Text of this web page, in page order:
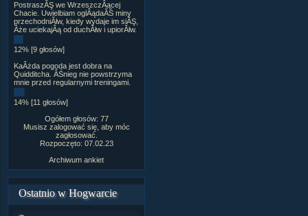
PostraszĂŞ we WrzeszczÂącej
Chacie. Uwielbiam oglÂądaĂŚ miny
przechodniĂłw, kiedy wydaje im siĂŞ,
Âże uciekajÂą od duchĂłw i upiorĂłw.
12% [9 głosów]
KaÂżda pogoda jest dobra na
Quidditcha. ÂŚnieg nie powstrzyma
mnie przed regularnymi treningami.
14% [11 głosów]
Ogółem głosów: 77
Musisz zalogować się, aby móc
zagłosować.
Rozpoczęto: 07.02.23
Archiwum ankiet
Ostatnio w Hogwarcie